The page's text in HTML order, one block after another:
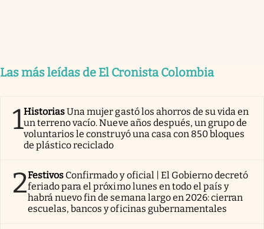
Las más leídas de El Cronista Colombia
1HistoriasUna mujer gastó los ahorros de su vida en
un terreno vacío. Nueve años después, un grupo de
voluntarios le construyó una casa con 850 bloques
de plástico reciclado
2Festivos Confirmado y oficial | El Gobierno decretó
feriado para el próximo lunes en todo el país y
habrá nuevo fin de semana largo en 2026: cierran
escuelas, bancos y oficinas gubernamentales